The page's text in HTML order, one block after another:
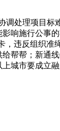
处理项目标
响施行公事
，违反组织准
帮帮；新通
城市要成立